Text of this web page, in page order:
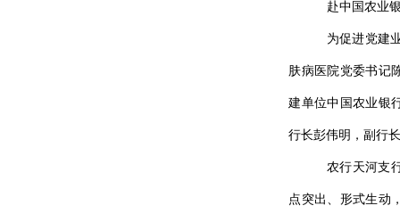
赴中国农业
为促进党建
肤病医院党委书记
建单位中国农业银
行长彭伟明，副行
农行天河支
点突出、形式生动